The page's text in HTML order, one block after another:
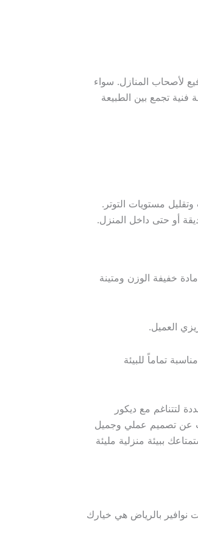
لأصحاب المنازل. سواء
تجمع بين الطبيعة
مستويات التوتر.
أو حتى داخل المنزل.
خفيفة الوزن ومتينة
العميل.
تماماً للبيئة
لتتناغم مع ديكور
عن تصميم عملي وجميل
ببيئة منزلية مليئة
نوافير بالرياض هي خيارك